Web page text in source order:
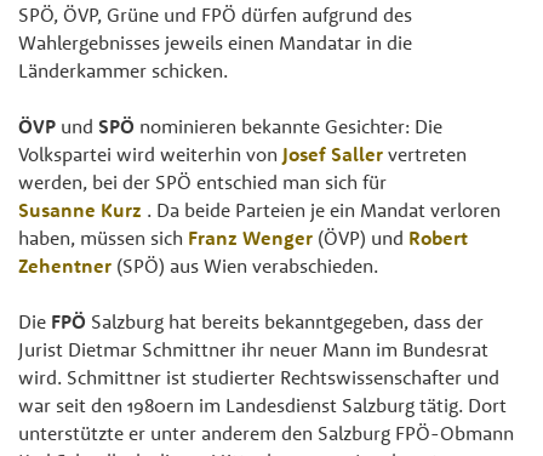
SPÖ, ÖVP, Grüne und FPÖ dürfen aufgrund des
Wahlergebnisses jeweils einen Mandatar in die
Länderkammer schicken.
ÖVP und SPÖ nominieren bekannte Gesichter: Die
Volkspartei wird weiterhin von Josef Saller vertreten
werden, bei der SPÖ entschied man sich für
Susanne Kurz . Da beide Parteien je ein Mandat verloren
haben, müssen sich Franz Wenger (ÖVP) und Robert
Zehentner (SPÖ) aus Wien verabschieden.
Die FPÖ Salzburg hat bereits bekanntgegeben, dass der
Jurist Dietmar Schmittner ihr neuer Mann im Bundesrat
wird. Schmittner ist studierter Rechtswissenschafter und
war seit den 1980ern im Landesdienst Salzburg tätig. Dort
unterstützte er unter anderem den Salzburg FPÖ-Obmann